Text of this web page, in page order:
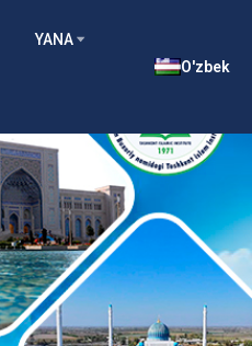
YANA
O'zbek